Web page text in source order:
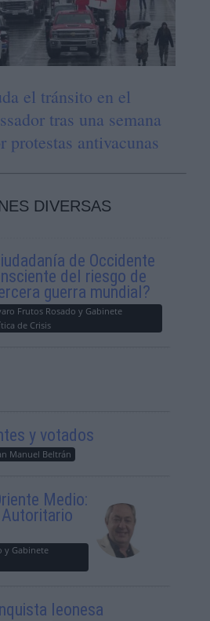
el tránsito en el
tras una semana
protestas antivacunas
DIVERSAS
de Occidente
del riesgo de
guerra mundial?
Frutos Rosado y Gabinete
de Crisis
y votados
Manuel Beltrán
Medio:
Autoritario
y Gabinete
leonesa